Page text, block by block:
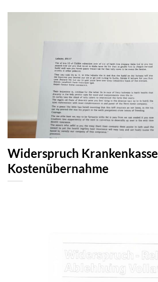
Widerspruch Krankenkasse
Kostenübernahme